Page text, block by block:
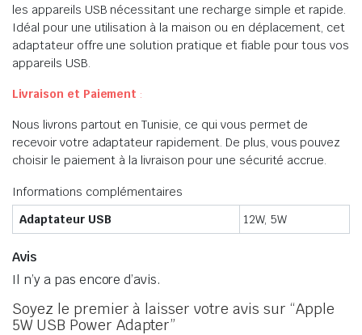
les appareils USB nécessitant une recharge simple et rapide.
Idéal pour une utilisation à la maison ou en déplacement, cet
adaptateur offre une solution pratique et fiable pour tous vos
appareils USB.
Livraison et Paiement :
Nous livrons partout en Tunisie, ce qui vous permet de
recevoir votre adaptateur rapidement. De plus, vous pouvez
choisir le paiement à la livraison pour une sécurité accrue.
Informations complémentaires
Adaptateur USB
12W, 5W
Avis
Il n’y a pas encore d’avis.
Soyez le premier à laisser votre avis sur “Apple
5W USB Power Adapter”